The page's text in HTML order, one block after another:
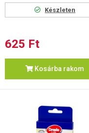
Készleten
625 Ft
Kosárba rakom